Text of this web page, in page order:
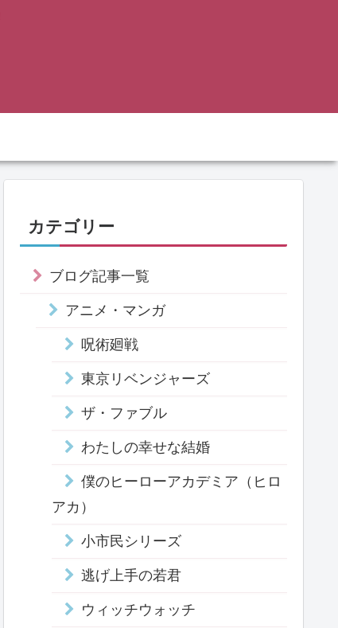
カテゴリー
ブログ記事一覧
アニメ・マンガ
呪術廻戦
東京リベンジャーズ
ザ・ファブル
わたしの幸せな結婚
僕のヒーローアカデミア（ヒロ
アカ）
小市民シリーズ
逃げ上手の若君
ウィッチウォッチ